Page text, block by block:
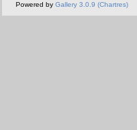
Powered by Gallery 3.0.9 (Chartres)